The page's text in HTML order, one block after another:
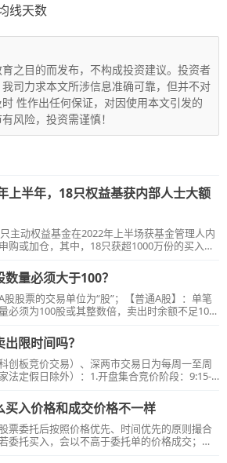
线天数
之目的而发布，不构成投资建议。投资者
司力求本文所涉信息准确可靠，但并不对
性作出任何保证，对因使用本文引发的
风险，投资需谨慎！
上半年，18只权益基获内部人士大额
主动权益基金在2022年上半场获基金管理人内
购或加仓，其中，18只获超1000万份的买入，
数量必须大于100？
股股票的交易单位为“股”；【普通A股】：单笔
必须为100股或其整数倍，卖出时余额不足100
万股。【科创板股票】：单笔申报数量不小于
超过按1股递增，卖出时余额不足200股的部
一次性申报卖出。限价申报单笔上限10万股，
单笔上限5万股，盘后固定价申报单笔上限100
【创业板股票】：单笔申报数量必须为100股或其
卖出时余额不足100股的部分，应当一次性申报
价申报单笔上限30万股，市价申报单笔上限15
后定价申报单笔上限100万股。（该规则至
月24日首只创业板注册制
出限时间吗？
创板竞价交易）、深两市交易日为每周一至周
法定假日除外）：1.开盘集合竞价阶段：9:15-
价阶段：14:57-15：00。【温馨提示】：交易
13:00，可以进行申报，申报暂存我公
交易时间上报至交易所主机。
买入价格和成交价格不一样
票委托后按照价格优先、时间优先的原则撮合
委托买入，会以不高于委托单的价格成交；若